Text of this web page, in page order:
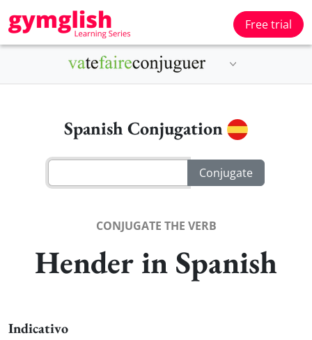
Free trial
Spanish Conjugation
CONJUGATE THE VERB
Hender in Spanish
Indicativo